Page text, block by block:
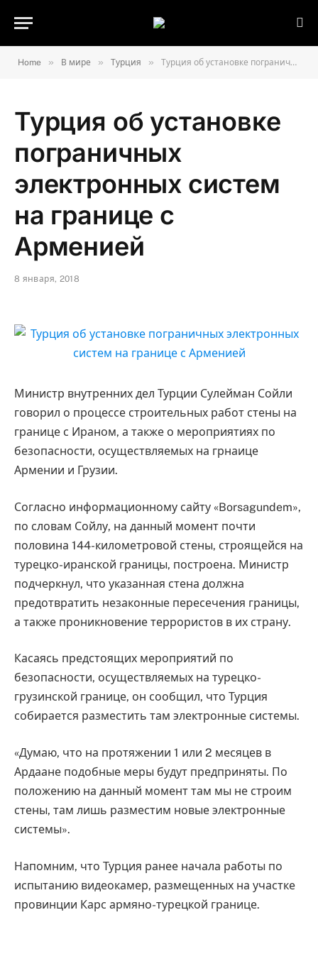
Home » В мире » Турция » Турция об установке пограничных электронных систем на границе с Арменией
Турция об установке
пограничных
электронных систем
на границе с
Арменией
8 января, 2018
Министр внутренних дел Турции Сулейман Сойли
говорил о процессе строительных работ стены на
границе с Ираном, а также о мероприятиях по
безопасности, осуществляемых на грнаице
Армении и Грузии.
Согласно информационному сайту «Borsagundem»,
по словам Сойлу, на данный момент почти
половина 144-километровой стены, строящейся на
турецко-иранской границы, построена. Министр
подчеркнул, что указанная стена должна
предотвратить незаконные пересечения границы,
а также проникновение террористов в их страну.
Касаясь предстоящих мероприятий по
безопасности, осуществляемых на турецко-
грузинской границе, он сообщил, что Турция
собирается разместить там электронные системы.
«Думаю, что на протяжении 1 или 2 месяцев в
Ардаане подобные меры будут предприняты. По
положению на данный момент там мы не строим
стены, там лишь разместим новые электронные
системы».
Напомним, что Турция ранее начала работы по
испытанию видеокамер, размещенных на участке
провинции Карс армяно-турецкой границе.